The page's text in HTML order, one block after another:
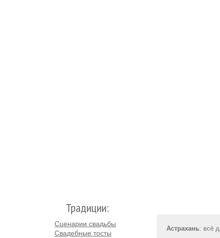
Традиции:
Сценарии свадьбы
Свадебные тосты
Астрахань: всё